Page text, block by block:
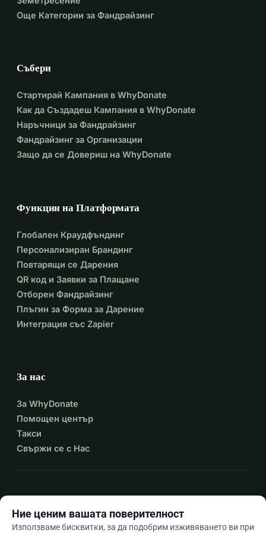
Благодаря ви за подкрепата!
Още Категории за Фандрайзинг
Събери
Стартирай Кампания в WhyDonate
Как да Създадеш Кампания в WhyDonate
Наръчници за Фандрайзинг
Фандрайзинг за Организации
Защо да се Довериш на WhyDonate
Функции на Платформата
Глобален Краудфъндинг
Персонализиран Брандинг
Повтарящи се Дарения
QR код и Заявки за Плащане
Отборен Фандрайзинг
Плъгин за Форма за Дарение
Интеграция със Zapier
За нас
За WhyDonate
Помощен център
Такси
Свържи се с Нас
Ние ценим вашата поверителност
Използваме бисквитки, за да подобрим изживяването ви при